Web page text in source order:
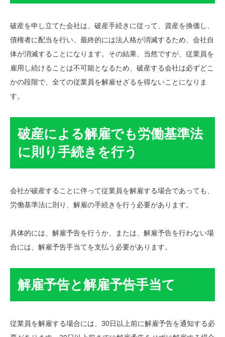
破産を申し立てた会社は、破産手続きに従って、資産を換価し、
債権者に配当を行い、最終的には法人格が消滅するため、会社自
体が消滅することになります。その結果、当然ですが、従業員を
雇用し続けることは不可能となるため、破産する会社は必ずどこ
かの段階で、全ての従業員を解雇せざるを得ないことになりま
す。
破産による解雇でも労働基準法
に則り手続きを行う
会社が破産することに伴って従業員を解雇する場合であっても、
労働基準法に則り、解雇の手続きを行う必要があります。
具体的には、解雇予告を行うか、または、解雇予告を行わない場
合には、解雇予告手当てを支払う必要があります。
解雇予告と解雇予告手当て
従業員を解雇する場合には、30日以上前に解雇予告を通知する必